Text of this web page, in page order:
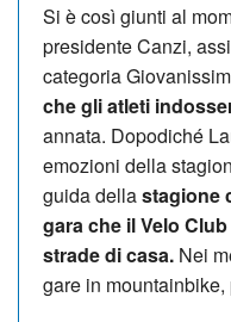
Si è così giunti al
presidente Canzi,
categoria
che gli atleti
annata. Dopodiché
emozioni della
guida dellastagione
gara che il Velo
strade di casa. Nei
gare in